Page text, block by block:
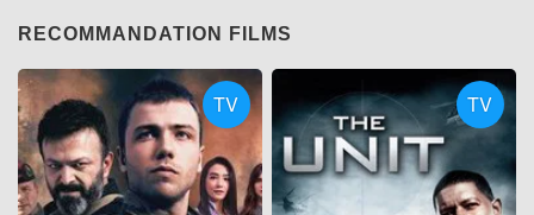
RECOMMANDATION FILMS
TV TV